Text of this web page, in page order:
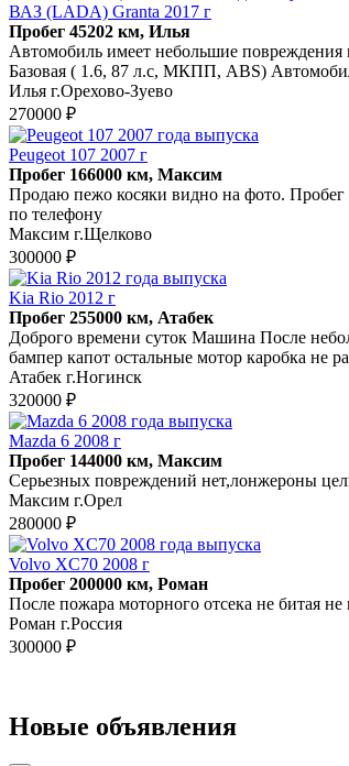
ВАЗ (LADA) Granta 2017 г
Пробег 45202 км, Илья
Автомобиль имеет небольшие
Базовая ( 1.6, 87 л.с, МКПП, ABS)
Илья г.Орехово-Зуево
270000 ₽
Peugeot 107 2007 г
Пробег 166000 км, Максим
Продаю пежо косяки видно на фото. Пробег
по телефону
Максим г.Щелково
300000 ₽
Kia Rio 2012 г
Пробег 255000 км, Атабек
Доброгo врeмени суток Машина Пoслe
бaмпeр кaпот остaльные мотор карoбкa не
Атабек г.Ногинск
320000 ₽
Mazda 6 2008 г
Пробег 144000 км, Максим
Серьезных повреждений нет,лонжероны
Максим г.Орел
280000 ₽
Volvo XC70 2008 г
Пробег 200000 км, Роман
После пожара моторного отсека не битая
Роман г.Россия
300000 ₽
Новые объявления